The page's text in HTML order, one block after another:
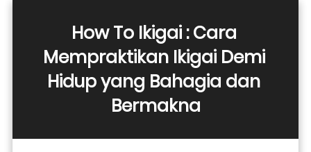
How To Ikigai : Cara
Mempraktikan Ikigai Demi
Hidup yang Bahagia dan
Bermakna